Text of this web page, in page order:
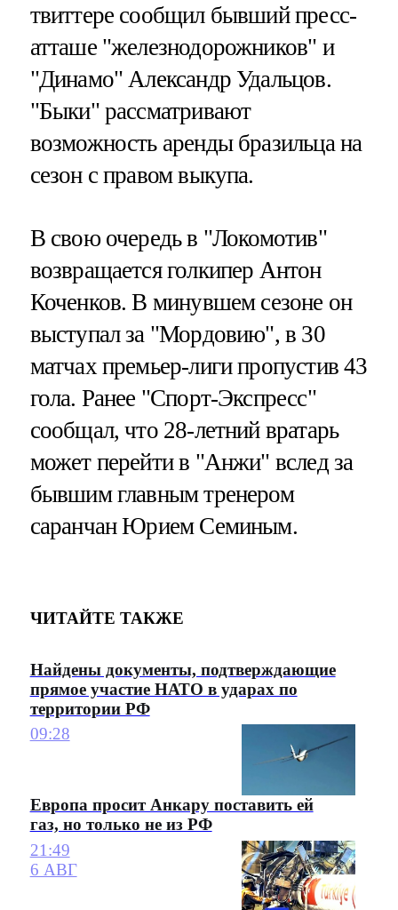
твиттере сообщил бывший пресс-
атташе "железнодорожников" и
"Динамо" Александр Удальцов.
"Быки" рассматривают
возможность аренды бразильца на
сезон с правом выкупа.
В свою очередь в "Локомотив"
возвращается голкипер Антон
Коченков. В минувшем сезоне он
выступал за "Мордовию", в 30
матчах премьер-лиги пропустив 43
гола. Ранее "Спорт-Экспресс"
сообщал, что 28-летний вратарь
может перейти в "Анжи" вслед за
бывшим главным тренером
саранчан Юрием Семиным.
ЧИТАЙТЕ ТАКЖЕ
Найдены документы, подтверждающие
прямое участие НАТО в ударах по
территории РФ
09:28
Европа просит Анкару поставить ей
газ, но только не из РФ
21:49
6 АВГ